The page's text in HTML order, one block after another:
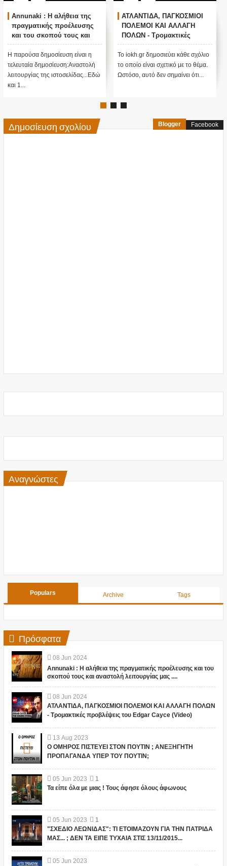
Annunaki : Η αλήθεια της
πραγματικής προέλευσης
και του σκοπού τους και
αναστολή λειτουργίας μας
....
παρούσα δημοσίευση είναι η
δημοσίευση:Αναστολή
της ιστοσελίδας...Εδώ
1...
ΑΤΛΑΝΤΙΔΑ, ΠΑΓΚΟΣΜΙΟΙ
ΠΟΛΕΜΟΙ ΚΑΙ ΑΛΛΑΓΗ
ΠΟΛΩΝ - Τρομακτικές
προβλέψεις του Edgar
Cayce (Video)
Το iokh.gr δημοσιεύει κάθε σχόλιο
το οποίο είναι σχετικό με το θέμα.
Ωστόσο, αυτό δεν σημαίνει ότι...
Δημοσίευση σχολίου Blogger Facebook
Αναγνώστες
Populars Archive Tags
Πρόσφατα
08 Jun 2024
Annunaki : Η αλήθεια της πραγματικής προέλευσης και του
σκοπού τους και αναστολή λειτουργίας μας ....
08 Jun 2024
ΑΤΛΑΝΤΙΔΑ, ΠΑΓΚΟΣΜΙΟΙ ΠΟΛΕΜΟΙ ΚΑΙ ΑΛΛΑΓΗ ΠΟΛΩΝ
- Τρομακτικές προβλέψεις του Edgar Cayce (Video)
13 Aug 2023
Ο ΟΜΗΡΟΣ ΠΙΣΤΕΥΕΙ ΣΤΟΝ ΠΟΥΤΙΝ ; ΑΝΕΞΗΓΗΤΗ
ΠΡΟΠΑΓΑΝΔΑ ΥΠΕΡ ΤΟΥ ΠΟΥΤΙΝ;
05 Jun 2023
1
Τα είπε όλα με μιας ! Τους άφησε όλους άφωνους
05 Jun 2023
1
"ΣΧΕΔΙΟ ΛΕΩΝΙΔΑΣ": ΤΙ ΕΤΟΙΜΑΖΟΥΝ ΓΙΑ ΤΗΝ ΠΑΤΡΙΔΑ
ΜΑΣ... ; ΔΕΝ ΤΑ ΕΙΠΕ ΤΥΧΑΙΑ ΣΤΙΣ 13/11/2015...
05 Jun 2023